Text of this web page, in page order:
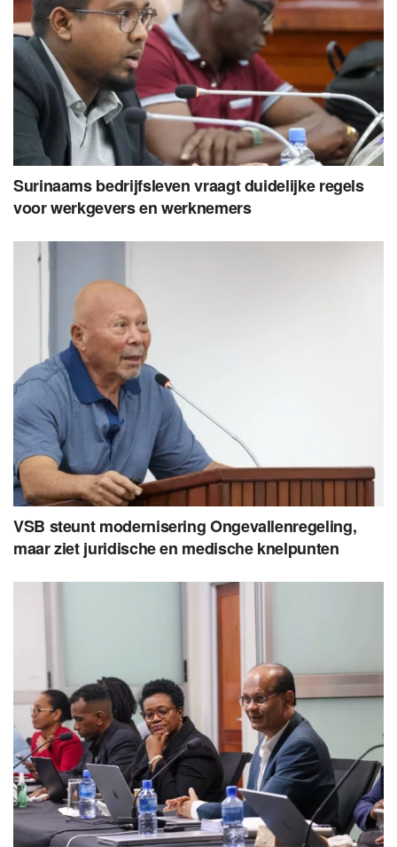
Surinaams bedrijfsleven vraagt duidelijke regels
voor werkgevers en werknemers
VSB steunt modernisering Ongevallenregeling,
maar ziet juridische en medische knelpunten